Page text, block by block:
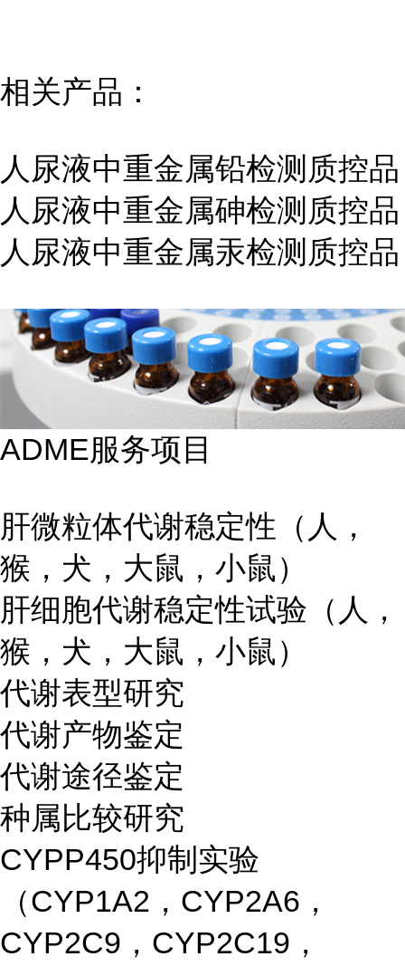
相关产品：
人尿液中重金属铅检测质控品
人尿液中重金属砷检测质控品
人尿液中重金属汞检测质控品
ADME服务项目
肝微粒体代谢稳定性（人，
猴，犬，大鼠，小鼠）
肝细胞代谢稳定性试验（人，
猴，犬，大鼠，小鼠）
代谢表型研究
代谢产物鉴定
代谢途径鉴定
种属比较研究
CYPP450抑制实验
（CYP1A2，CYP2A6，
CYP2C9，CYP2C19，